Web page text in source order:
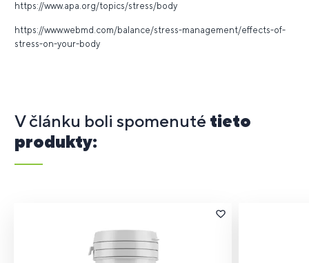
https://www.apa.org/topics/stress/body
https://www.webmd.com/balance/stress-management/effects-of-
stress-on-your-body
V článku boli spomenuté tieto
produkty: